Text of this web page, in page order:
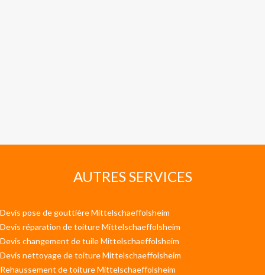
AUTRES SERVICES
Devis pose de gouttière Mittelschaeffolsheim
Devis réparation de toiture Mittelschaeffolsheim
Devis changement de tuile Mittelschaeffolsheim
Devis nettoyage de toiture Mittelschaeffolsheim
Rehaussement de toiture Mittelschaeffolsheim